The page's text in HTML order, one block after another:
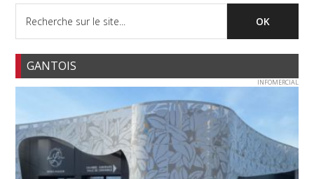
GANTOIS
INFOMERCIAL